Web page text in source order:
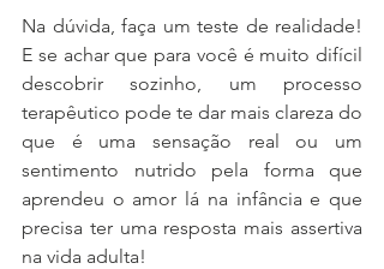
Na dúvida, faça um teste de realidade!
E se achar que para você é muito difícil
descobrir sozinho, um processo
terapêutico pode te dar mais clareza do
que é uma sensação real ou um
sentimento nutrido pela forma que
aprendeu o amor lá na infância e que
precisa ter uma resposta mais assertiva
na vida adulta!